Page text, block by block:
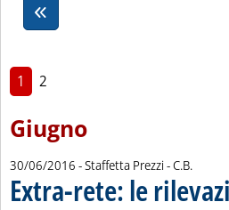
1 2
Giugno
30/06/2016 - Staffetta Prezzi -di:
C.B.
Extra-rete: le